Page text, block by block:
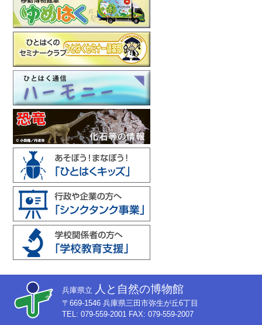
兵庫県立 人と自然の博物館
〒669-1546 兵庫県三田市弥生が丘6丁目
TEL: 079-559-2001 FAX: 079-559-2007